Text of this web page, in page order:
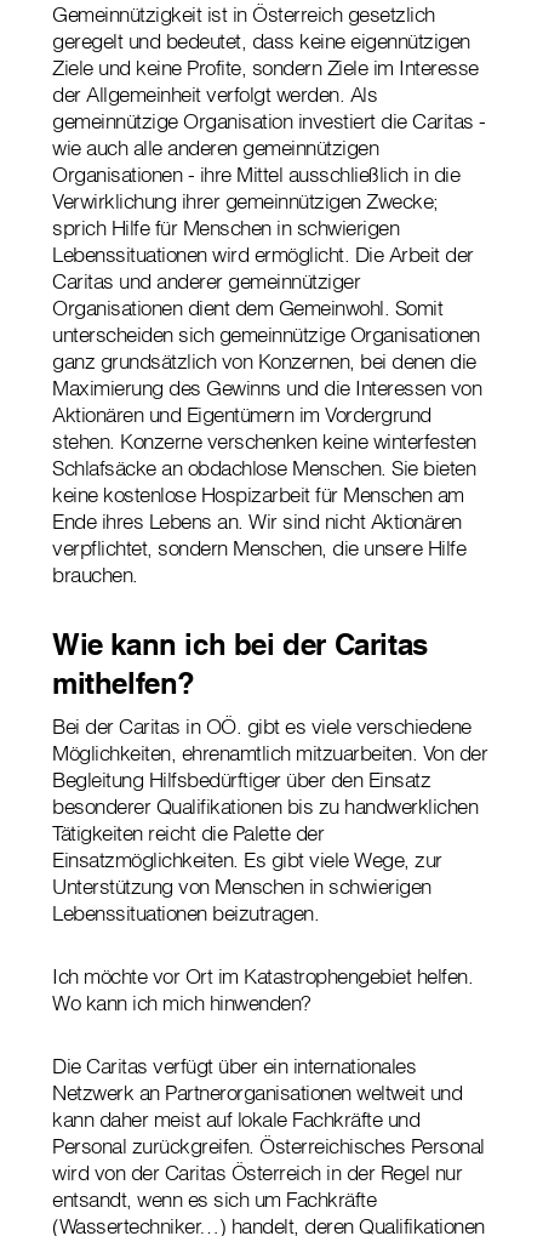
Gemeinnützigkeit ist in Österreich gesetzlich
geregelt und bedeutet, dass keine eigennützigen
Ziele und keine Profite, sondern Ziele im Interesse
der Allgemeinheit verfolgt werden. Als
gemeinnützige Organisation investiert die Caritas -
wie auch alle anderen gemeinnützigen
Organisationen - ihre Mittel ausschließlich in die
Verwirklichung ihrer gemeinnützigen Zwecke;
sprich Hilfe für Menschen in schwierigen
Lebenssituationen wird ermöglicht. Die Arbeit der
Caritas und anderer gemeinnütziger
Organisationen dient dem Gemeinwohl. Somit
unterscheiden sich gemeinnützige Organisationen
ganz grundsätzlich von Konzernen, bei denen die
Maximierung des Gewinns und die Interessen von
Aktionären und Eigentümern im Vordergrund
stehen. Konzerne verschenken keine winterfesten
Schlafsäcke an obdachlose Menschen. Sie bieten
keine kostenlose Hospizarbeit für Menschen am
Ende ihres Lebens an. Wir sind nicht Aktionären
verpflichtet, sondern Menschen, die unsere Hilfe
brauchen.
Wie kann ich bei der Caritas
mithelfen?
Bei der Caritas in OÖ. gibt es viele verschiedene
Möglichkeiten, ehrenamtlich mitzuarbeiten. Von der
Begleitung Hilfsbedürftiger über den Einsatz
besonderer Qualifikationen bis zu handwerklichen
Tätigkeiten reicht die Palette der
Einsatzmöglichkeiten. Es gibt viele Wege, zur
Unterstützung von Menschen in schwierigen
Lebenssituationen beizutragen.
Ich möchte vor Ort im Katastrophengebiet helfen.
Wo kann ich mich hinwenden?
Die Caritas verfügt über ein internationales
Netzwerk an Partnerorganisationen weltweit und
kann daher meist auf lokale Fachkräfte und
Personal zurückgreifen. Österreichisches Personal
wird von der Caritas Österreich in der Regel nur
entsandt, wenn es sich um Fachkräfte
(Wassertechniker…) handelt, deren Qualifikationen